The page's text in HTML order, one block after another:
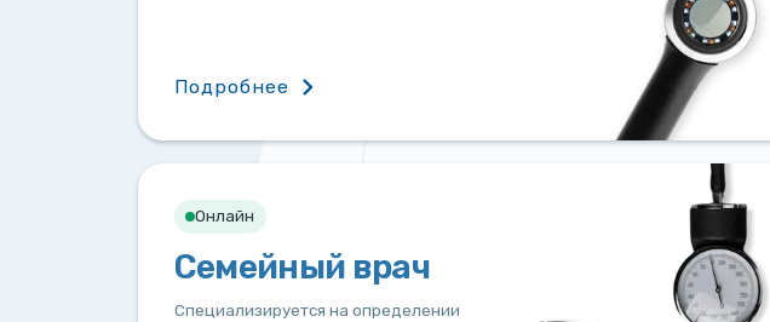
Подробнее
Онлайн
Семейный врач
Специализируется на определении